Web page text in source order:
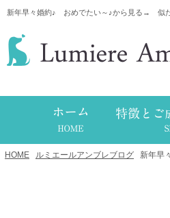
新年早々婚約♪ おめでたい～♪から見る→ 似た
HOME ルミエールアンブレブログ 新年早